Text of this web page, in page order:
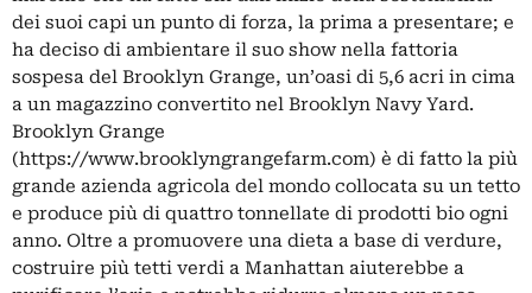
dei suoi capi un punto di forza, la prima a presentare; e
ha deciso di ambientare il suo show nella fattoria
sospesa del Brooklyn Grange, un’oasi di 5,6 acri in cima
a un magazzino convertito nel Brooklyn Navy Yard.
Brooklyn Grange
(https://www.brooklyngrangefarm.com) è di fatto la più
grande azienda agricola del mondo collocata su un tetto
e produce più di quattro tonnellate di prodotti bio ogni
anno. Oltre a promuovere una dieta a base di verdure,
costruire più tetti verdi a Manhattan aiuterebbe a